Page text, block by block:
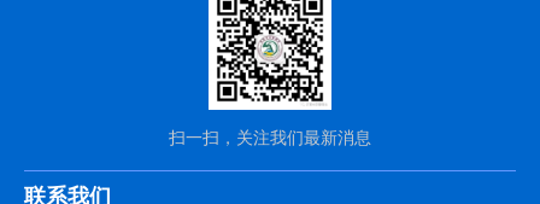
扫一扫，关注我们最新消息
联系我们